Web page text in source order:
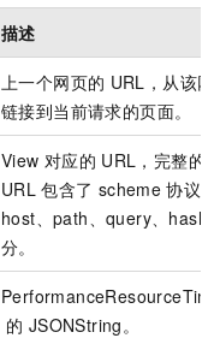
描述
上一个网页的 URL，从该网
链接到当前请求的页面。
View 对应的 URL，完整的
URL 包含了 scheme 协议、
host、path、query、hash
分。
的 JSONString。